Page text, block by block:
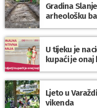
Gradina
arheološku
U tijeku je
kupaći je onaj
Ljeto u
vikenda